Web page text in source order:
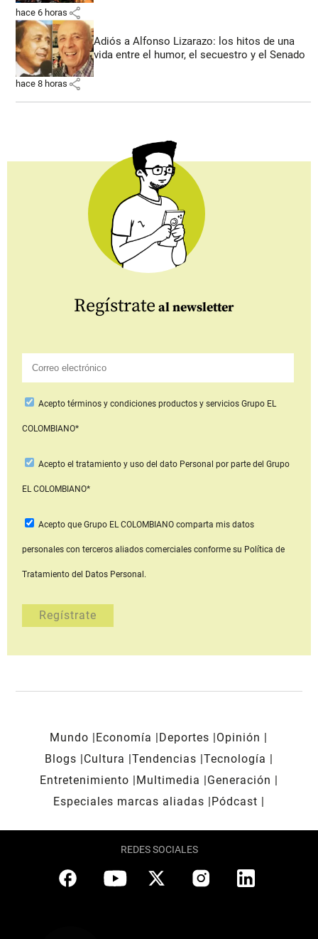
hace 6 horas share
Adiós a Alfonso Lizarazo: los hitos de una
vida entre el humor, el secuestro y el Senado
hace 8 horas share
Regístrate al newsletter
Aceptotérminos y condiciones productos y serviciosGrupo EL
COLOMBIANO*
Acepto el tratamiento y uso del dato Personal por parte del Grupo
EL COLOMBIANO*
Acepto que Grupo EL COLOMBIANOcomparta mis datos
personales con terceros aliados comerciales conforme su Política de
Tratamiento del Datos Personal.
Mundo Economía Deportes
Opinión
Blogs
Cultura Tendencias Tecnología
Entretenimiento
Multimedia
Generación
Especiales marcas aliadas
Pódcast
REDES SOCIALES